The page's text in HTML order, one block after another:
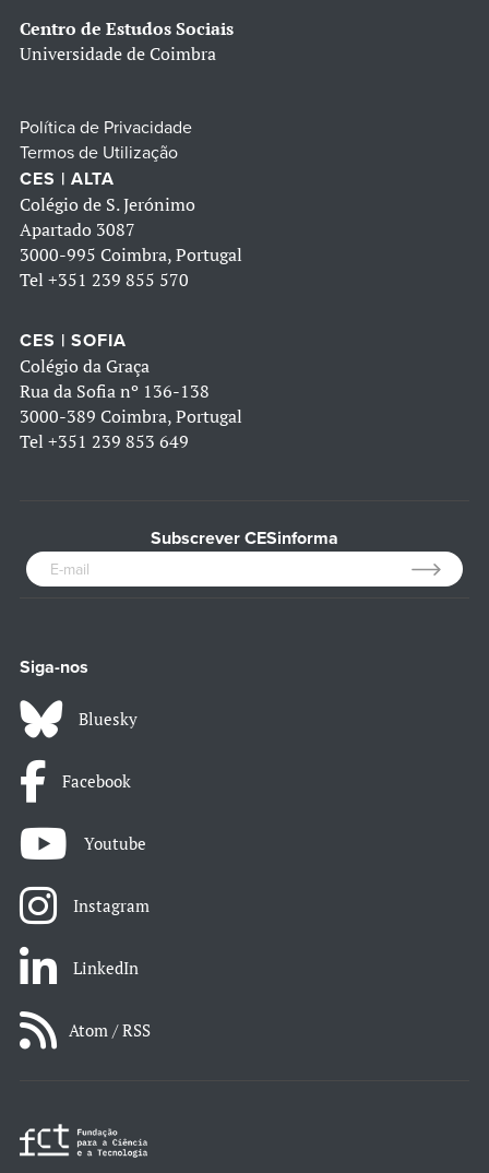
Centro de Estudos Sociais
Universidade de Coimbra
Política de Privacidade
Termos de Utilização
CES | ALTA
Colégio de S. Jerónimo
Apartado 3087
3000-995 Coimbra, Portugal
Tel +351 239 855 570
CES | SOFIA
Colégio da Graça
Rua da Sofia nº 136-138
3000-389 Coimbra, Portugal
Tel +351 239 853 649
Subscrever CESinforma
Siga-nos
Bluesky
Facebook
Youtube
Instagram
LinkedIn
Atom / RSS